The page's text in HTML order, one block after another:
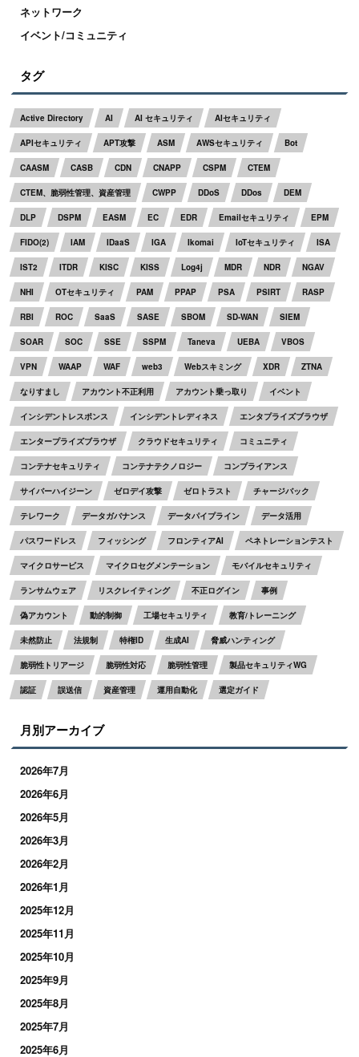
ネットワーク
イベント/コミュニティ
タグ
Active Directory AI AI セキュリティ AIセキュリティ
APIセキュリティ APT攻撃 ASM AWSセキュリティ Bot
CAASM CASB CDN CNAPP CSPM CTEM
CTEM、脆弱性管理、資産管理 CWPP DDoS DDos DEM
DLP DSPM EASM EC EDR Emailセキュリティ EPM
FIDO(2) IAM IDaaS IGA Ikomai IoTセキュリティ ISA
IST2 ITDR KISC KISS Log4j MDR NDR NGAV
NHI OTセキュリティ PAM PPAP PSA PSIRT RASP
RBI ROC SaaS SASE SBOM SD-WAN SIEM
SOAR SOC SSE SSPM Taneva UEBA VBOS
VPN WAAP WAF web3 Webスキミング XDR ZTNA
なりすまし アカウント不正利用 アカウント乗っ取り イベント
インシデントレスポンス インシデントレディネス エンタプライズブラウザ
エンタープライズブラウザ クラウドセキュリティ コミュニティ
コンテナセキュリティ コンテナテクノロジー コンプライアンス
サイバーハイジーン ゼロデイ攻撃 ゼロトラスト チャージバック
テレワーク データガバナンス データパイプライン データ活用
パスワードレス フィッシング フロンティアAI ペネトレーションテスト
マイクロサービス マイクロセグメンテーション モバイルセキュリティ
ランサムウェア リスクレイティング 不正ログイン 事例
偽アカウント 動的制御 工場セキュリティ 教育/トレーニング
未然防止 法規制 特権ID 生成AI 脅威ハンティング
脆弱性トリアージ 脆弱性対応 脆弱性管理 製品セキュリティWG
認証 誤送信 資産管理 運用自動化 選定ガイド
月別アーカイブ
2026年7月
2026年6月
2026年5月
2026年3月
2026年2月
2026年1月
2025年12月
2025年11月
2025年10月
2025年9月
2025年8月
2025年7月
2025年6月